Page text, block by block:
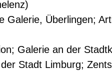
Überlingen;
Galerie an der
Stadt Limburg;